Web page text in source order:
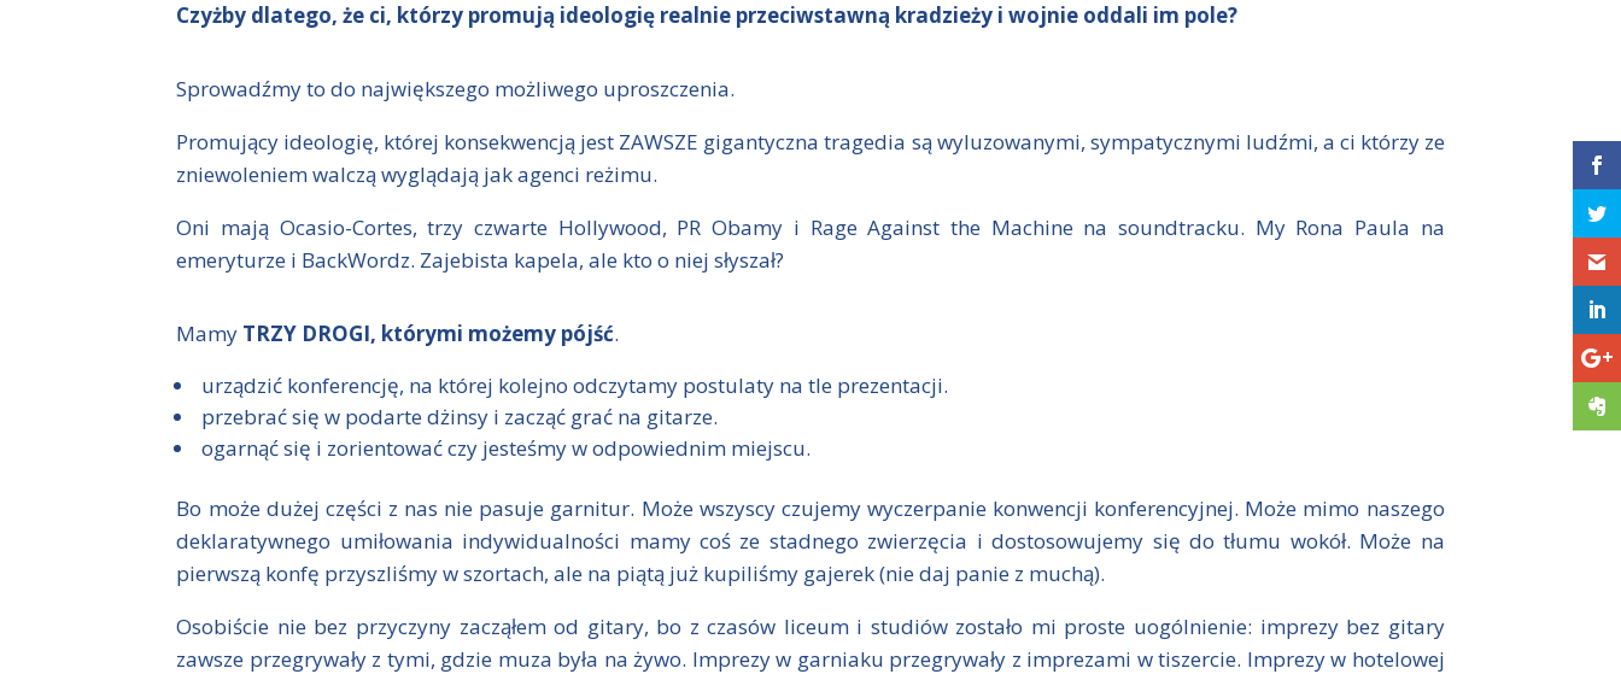
Czyżby dlatego, że ci, którzy promują ideologię realnie przeciwstawną kradzieży i wojnie oddali im pole?
Sprowadźmy to do największego możliwego uproszczenia.
Promujący ideologię, której konsekwencją jest ZAWSZE gigantyczna tragedia są wyluzowanymi, sympatycznymi ludźmi, a ci którzy ze
zniewoleniem walczą wyglądają jak agenci reżimu.
Oni mają Ocasio-Cortes, trzy czwarte Hollywood, PR Obamy i Rage Against the Machine na soundtracku. My Rona Paula na
emeryturze i BackWordz. Zajebista kapela, ale kto o niej słyszał?
Mamy TRZY DROGI, którymi możemy pójść.
urządzić konferencję, na której kolejno odczytamy postulaty na tle prezentacji.
przebrać się w podarte dżinsy i zacząć grać na gitarze.
ogarnąć się i zorientować czy jesteśmy w odpowiednim miejscu.
Bo może dużej części z nas nie pasuje garnitur. Może wszyscy czujemy wyczerpanie konwencji konferencyjnej. Może mimo naszego
deklaratywnego umiłowania indywidualności mamy coś ze stadnego zwierzęcia i dostosowujemy się do tłumu wokół. Może na
pierwszą konfę przyszliśmy w szortach, ale na piątą już kupiliśmy gajerek (nie daj panie z muchą).
Osobiście nie bez przyczyny zacząłem od gitary, bo z czasów liceum i studiów zostało mi proste uogólnienie: imprezy bez gitary
zawsze przegrywały z tymi, gdzie muza była na żywo. Imprezy w garniaku przegrywały z imprezami w tiszercie. Imprezy w hotelowej